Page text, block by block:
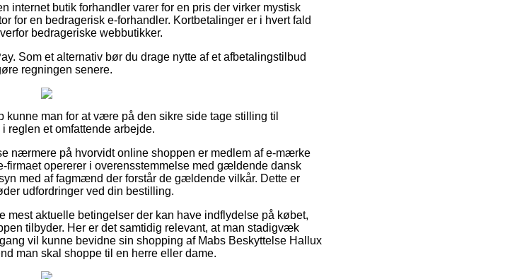
internet butik forhandler varer for en pris der virker mystisk
for en bedragerisk e-forhandler. Kortbetalinger er i hvert fald
bedrageriske webbutikker.
Som et alternativ bør du drage nytte af et afbetalingstilbud
regningen senere.
man for at være på den sikre side tage stilling til
reglen et omfattende arbejde.
nærmere på hvorvidt online shoppen er medlem af e-mærke
opererer i overensstemmelse med gældende dansk
med af fagmænd der forstår de gældende vilkår. Dette er
udfordringer ved din bestilling.
mest aktuelle betingelser der kan have indflydelse på købet,
tilbyder. Her er det samtidig relevant, at man stadigvæk
vil kunne bevidne sin shopping af Mabs Beskyttelse Hallux
man skal shoppe til en herre eller dame.